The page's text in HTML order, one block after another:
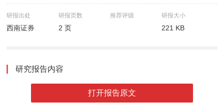
研报出处
西南证券
研报页数
2 页
推荐评级 研报大小
221 KB
研究报告内容
打开报告原文